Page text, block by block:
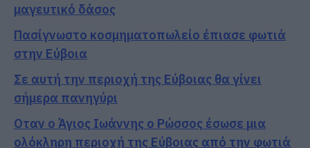
μαγευτικό δάσος
Πασίγνωστο κοσμηματοπωλείο έπιασε φωτιά
στην Εύβοια
Σε αυτή την περιοχή της Εύβοιας θα γίνει
σήμερα πανηγύρι
Οταν ο Άγιος Ιωάννης ο Ρώσσος έσωσε μια
ολόκληρη περιοχή της Εύβοιας από την φωτιά